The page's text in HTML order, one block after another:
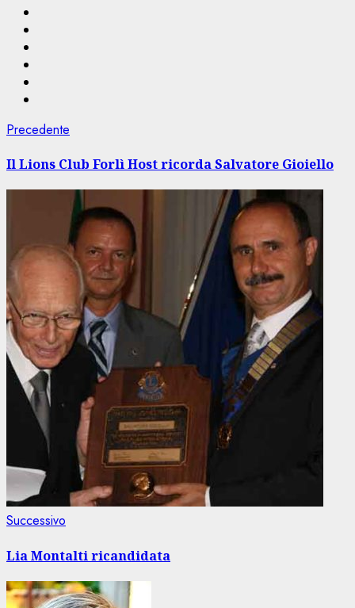
Navigazione
articolo
Precedente
Il Lions Club Forlì Host ricorda Salvatore Gioiello
Successivo
Lia Montalti ricandidata